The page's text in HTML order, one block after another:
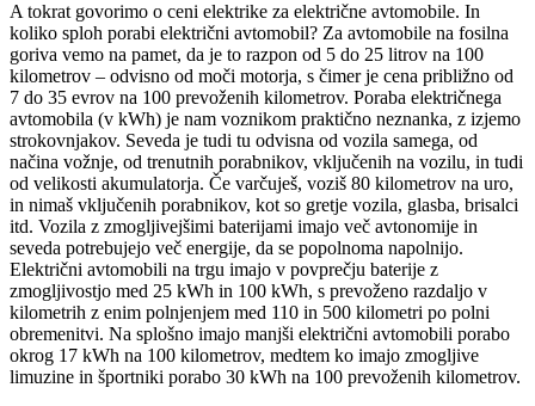
A tokrat govorimo o ceni elektrike za električne avtomobile. In
koliko sploh porabi električni avtomobil? Za avtomobile na fosilna
goriva vemo na pamet, da je to razpon od 5 do 25 litrov na 100
kilometrov – odvisno od moči motorja, s čimer je cena približno od
7 do 35 evrov na 100 prevoženih kilometrov. Poraba električnega
avtomobila (v kWh) je nam voznikom praktično neznanka, z izjemo
strokovnjakov. Seveda je tudi tu odvisna od vozila samega, od
načina vožnje, od trenutnih porabnikov, vključenih na vozilu, in tudi
od velikosti akumulatorja. Če varčuješ, voziš 80 kilometrov na uro,
in nimaš vključenih porabnikov, kot so gretje vozila, glasba, brisalci
itd. Vozila z zmogljivejšimi baterijami imajo več avtonomije in
seveda potrebujejo več energije, da se popolnoma napolnijo.
Električni avtomobili na trgu imajo v povprečju baterije z
zmogljivostjo med 25 kWh in 100 kWh, s prevoženo razdaljo v
kilometrih z enim polnjenjem med 110 in 500 kilometri po polni
obremenitvi. Na splošno imajo manjši električni avtomobili porabo
okrog 17 kWh na 100 kilometrov, medtem ko imajo zmogljive
limuzine in športniki porabo 30 kWh na 100 prevoženih kilometrov.